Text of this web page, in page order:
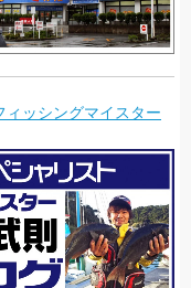
ッシングマイスター